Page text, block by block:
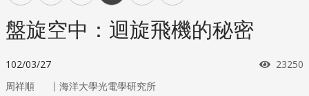
盤旋空中：迴旋飛機的秘密
102/03/27 瀏覽次
23250
周祥順 ｜ 海洋大學光電學研究所